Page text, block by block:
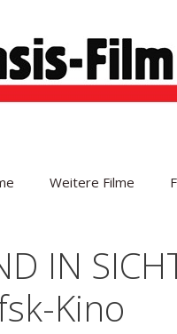
Weitere Filme
IN
Kino